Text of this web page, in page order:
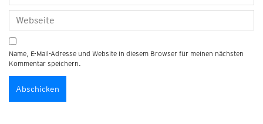
Name, E-Mail-Adresse und Website in diesem Browser für meinen nächsten
Kommentar speichern.